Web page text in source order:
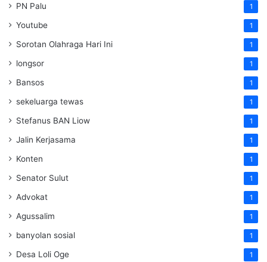
PN Palu 1
Youtube 1
Sorotan Olahraga Hari Ini 1
longsor 1
Bansos 1
sekeluarga tewas 1
Stefanus BAN Liow 1
Jalin Kerjasama 1
Konten 1
Senator Sulut 1
Advokat 1
Agussalim 1
banyolan sosial 1
Desa Loli Oge 1